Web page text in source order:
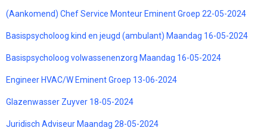
(Aankomend) Chef Service Monteur Eminent Groep 22-05-2024
Basispsycholoog kind en jeugd (ambulant) Maandag 16-05-2024
Basispsycholoog volwassenenzorg Maandag 16-05-2024
Engineer HVAC/W Eminent Groep 13-06-2024
Glazenwasser Zuyver 18-05-2024
Juridisch Adviseur Maandag 28-05-2024